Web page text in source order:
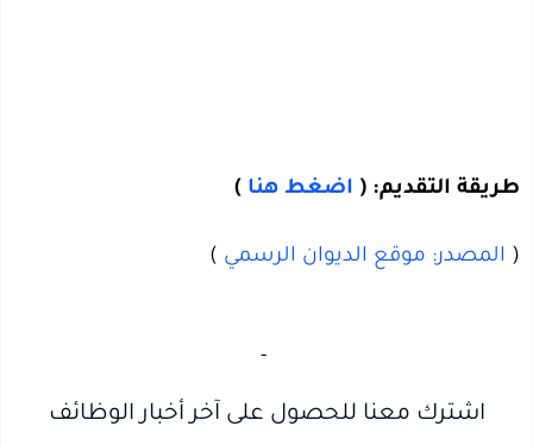
طريقة التقديم: ( اضغط هنا )
( المصدر: موقع الديوان الرسمي )
-‏
اشترك معنا للحصول على آخر أخبار الوظائف